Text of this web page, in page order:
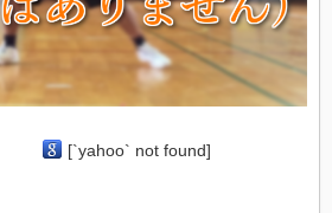
[`yahoo` not found]